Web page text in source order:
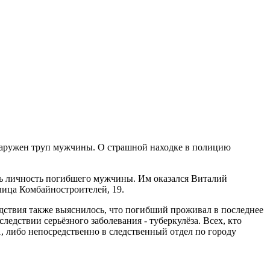
труп мужчины. О страшной находке в полицию
личность погибшего мужчины. Им оказался Виталий
Комбайностроителей, 19.
выяснилось, что погибший проживал в последнее
серьёзного заболевания - туберкулёза. Всех, кто
непосредственно в следственный отдел по городу